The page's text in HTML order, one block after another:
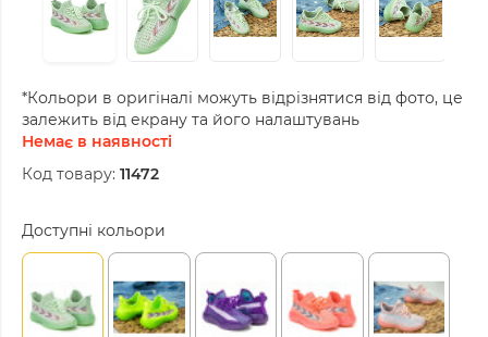
*Кольори в оригіналі можуть відрізнятися від фото, це
залежить від екрану та його налаштувань
Немає в наявності
Код товару: 11472
Доступні кольори